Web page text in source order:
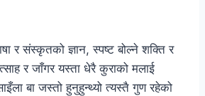
र संस्कृतको ज्ञान, स्पष्ट बोल्ने शक्ति र
र जाँगर यस्ता धेरै कुराको मलाई
बा जस्तो हुनुहुन्थ्यो त्यस्तै गुण रहेको